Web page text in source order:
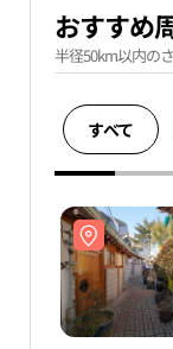
おすすめ
半径50km以内の
すべて